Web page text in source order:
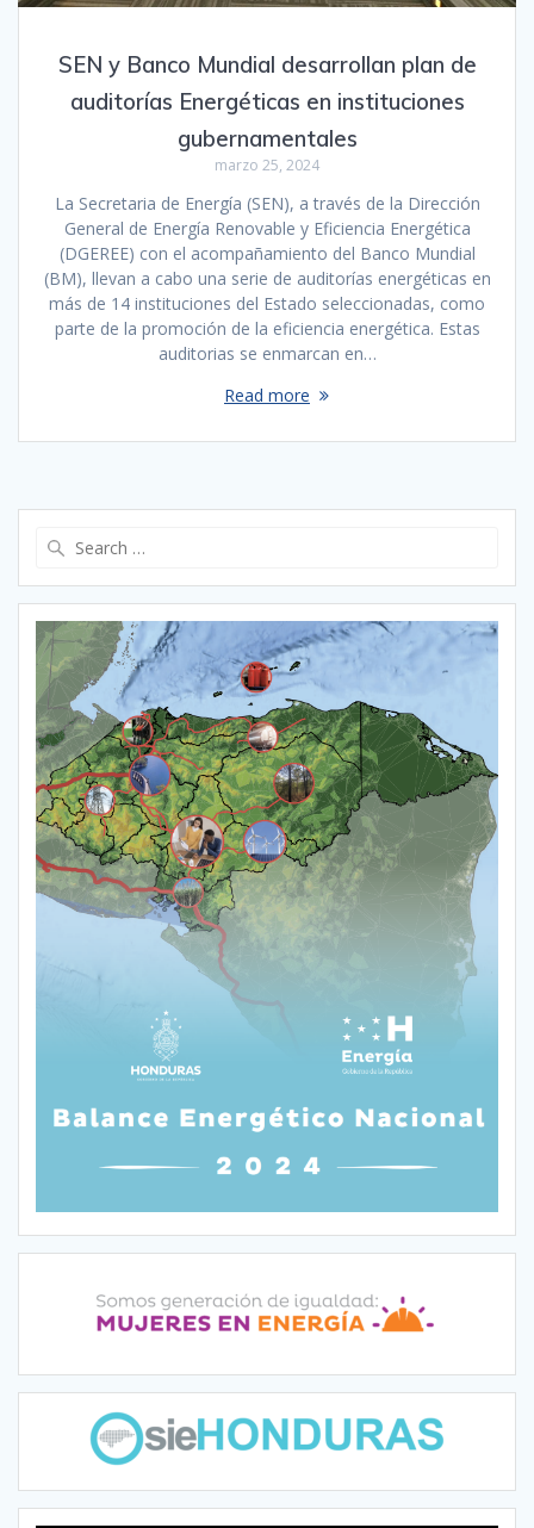
SEN y Banco Mundial desarrollan plan de
auditorías Energéticas en instituciones
gubernamentales
marzo 25, 2024
La Secretaria de Energía (SEN), a través de la Dirección
General de Energía Renovable y Eficiencia Energética
(DGEREE) con el acompañamiento del Banco Mundial
(BM), llevan a cabo una serie de auditorías energéticas en
más de 14 instituciones del Estado seleccionadas, como
parte de la promoción de la eficiencia energética. Estas
auditorias se enmarcan en…
Read more